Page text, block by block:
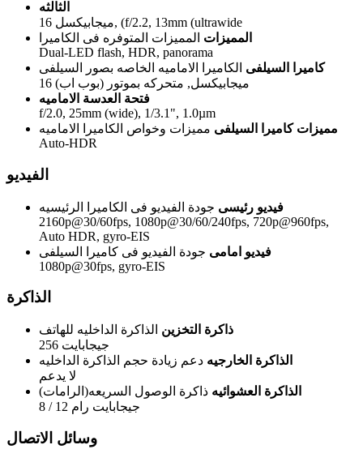
الثالثه
16 ميجابيكسل, (f/2.2, 13mm (ultrawide
المميزات المميزات المتوفره فى الكاميرا
Dual-LED flash, HDR, panorama
كاميرا السيلفى الكاميرا الاماميه الخاصه بصور السيلفى
16 ميجابيكسل, متحركه بموتور (بوب اب)
فتحة العدسة الاماميه
f/2.0, 25mm (wide), 1/3.1", 1.0µm
مميزات كاميرا السيلفى مميزات وخواص الكاميرا الاماميه
Auto-HDR
الفيديو
فيديو رئيسى جودة الفيديو فى الكاميرا الرئيسيه
2160p@30/60fps, 1080p@30/60/240fps, 720p@960fps,
Auto HDR, gyro-EIS
فيديو امامى جودة الفيديو فى كاميرا السيلفى
1080p@30fps, gyro-EIS
الذاكرة
ذاكرة التخزين الذاكرة الداخليه للهاتف
256 جيجابايت
الذاكرة الخارجيه دعم زيادة حجم الذاكرة الداخليه
لا يدعم
الذاكرة العشوائيه ذاكرة الوصول السريعه(الرامات)
8 / 12 جيجابايت رام
وسائل الاتصال